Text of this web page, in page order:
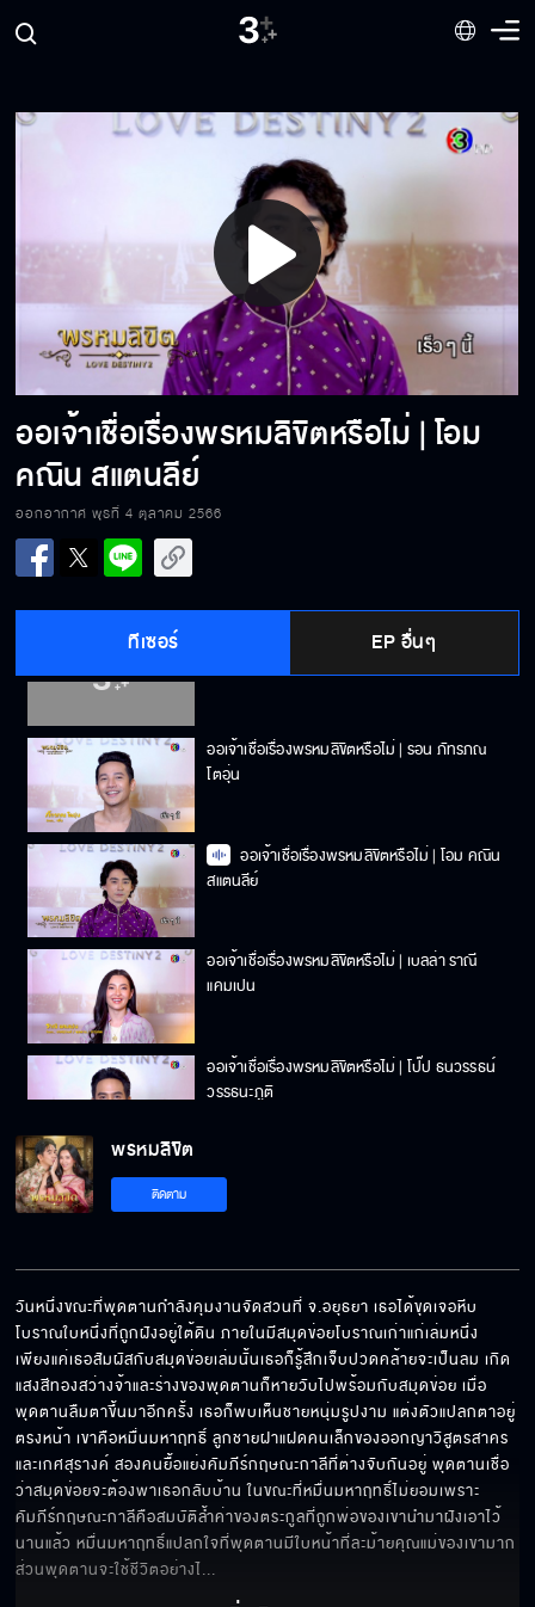
Play
Video
ออเจ้าเชื่อเรื่องพรหมลิขิตหรือไม่ | โอม
คณิน สแตนลีย์
ออกอากาศ พุธที่ 4 ตุลาคม 2566
ทีเซอร์ EP อื่นๆ
พฤกษ์พยุง
ออเจ้าเชื่อเรื่องพรหมลิขิตหรือไม่ | ไต้ฝุ่น กนก
ฉัตร มรรยาทอ่อน
ออเจ้าเชื่อเรื่องพรหมลิขิตหรือไม่ | น้ำฟ้า ธัญ
ญภัสร์ ภัทรธีรชัยเจริญ
ออเจ้าเชื่อเรื่องพรหมลิขิตหรือไม่ | ปราง กัญ
ญ์ณรัณ วงศ์ขจรไกล
ออเจ้าเชื่อเรื่องพรหมลิขิตหรือไม่ | ปั้นจั่น ปรมะ
ออเจ้าเชื่อเรื่องพรหมลิขิตหรือไม่ | พีพี ปุญญ์ปรีดี
คุ้มพร้อม รอดสวาสดิ์
ออเจ้าเชื่อเรื่องพรหมลิขิตหรือไม่ | รอน ภัทรภณ
โตอุ่น
ออเจ้าเชื่อเรื่องพรหมลิขิตหรือไม่ | โอม คณิน
สแตนลีย์
ออเจ้าเชื่อเรื่องพรหมลิขิตหรือไม่ | เบลล่า ราณี
แคมเปน
ออเจ้าเชื่อเรื่องพรหมลิขิตหรือไม่ | โป๊ป ธนวรรธน์
วรรธนะภูติ
รักหนึ่งเกิดเพราะ " บุพเพสันนิวาส " อีกรักหนึ่ง
นะออเจ้า
พรหมลิขิต
ติดตาม
วันหนึ่งขณะที่พุดตานกำลังคุมงานจัดสวนที่ จ.อยุธยา เธอได้ขุดเจอหีบ
โบราณใบหนึ่งที่ถูกฝังอยู่ใต้ดิน ภายในมีสมุดข่อยโบราณเก่าแก่เล่มหนึ่ง
เพียงแค่เธอสัมผัสกับสมุดข่อยเล่มนั้นเธอก็รู้สึกเจ็บปวดคล้ายจะเป็นลม เกิด
แสงสีทองสว่างจ้าและร่างของพุดตานก็หายวับไปพร้อมกับสมุดข่อย เมื่อ
พุดตานลืมตาขึ้นมาอีกครั้ง เธอก็พบเห็นชายหนุ่มรูปงาม แต่งตัวแปลกตาอยู่
ตรงหน้า เขาคือหมื่นมหาฤทธิ์ ลูกชายฝาแฝดคนเล็กของออกญาวิสูตรสาคร
และเกศสุรางค์ สองคนยื้อแย่งคัมภีร์กฤษณะกาลีที่ต่างจับกันอยู่ พุดตานเชื่อ
ว่าสมุดข่อยจะต้องพาเธอกลับบ้าน ในขณะที่หมื่นมหาฤทธิ์ไม่ยอมเพราะ
คัมภีร์กฤษณะกาลีคือสมบัติล้ำค่าของตระกูลที่ถูกพ่อของเขานำมาฝังเอาไว้
นานแล้ว หมื่นมหาฤทธิ์แปลกใจที่พุดตานมีใบหน้าที่ละม้ายคุณแม่ของเขามาก
ส่วนพุดตานจะใช้ชีวิตอย่างไ...